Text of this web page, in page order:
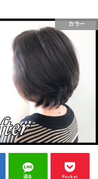
カラー
送る Pocket